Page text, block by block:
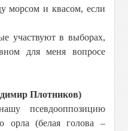
морсом и квасом, если
участвуют в выборах,
для меня вопросе
Плотников)
псевдооппозицию
орла (белая голова –